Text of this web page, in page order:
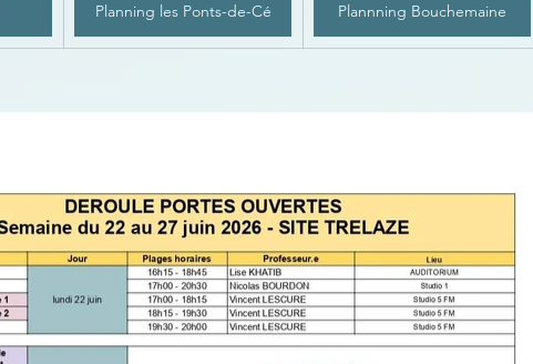
Planning les Ponts-de-Cé Plannning Bouchemaine